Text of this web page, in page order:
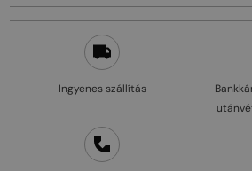
Ingyenes szállítás